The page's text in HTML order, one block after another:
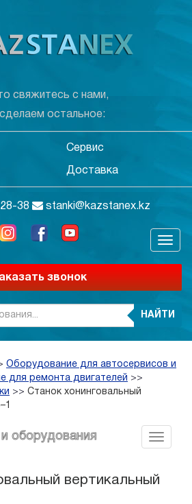
свяжитесь с нами,
остальное:
Сервис
Доставка
38 stanki@kazstanex.kz
звонок
НАЙТИ
Оборудование для автосервисов и
для ремонта двигателей >>
>> Станок хонинговальный
оборудования
вертикальный